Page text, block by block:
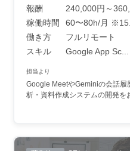
報酬
240,000円～
稼働時間
60〜80h/月
働き方
フルリモート
スキル
Google App Sc...
担当より
Google MeetやGeminiの会話履
析・資料作成システムの開発を